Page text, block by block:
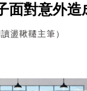
面對意外造
盪鞦韆主筆）